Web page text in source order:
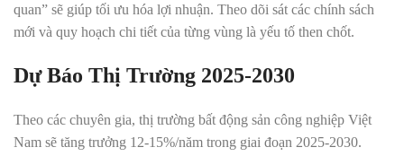
quan” sẽ giúp tối ưu hóa lợi nhuận. Theo dõi sát các chính sách
mới và quy hoạch chi tiết của từng vùng là yếu tố then chốt.
Dự Báo Thị Trường 2025-2030
Theo các chuyên gia, thị trường bất động sản công nghiệp Việt
Nam sẽ tăng trưởng 12-15%/năm trong giai đoạn 2025-2030.